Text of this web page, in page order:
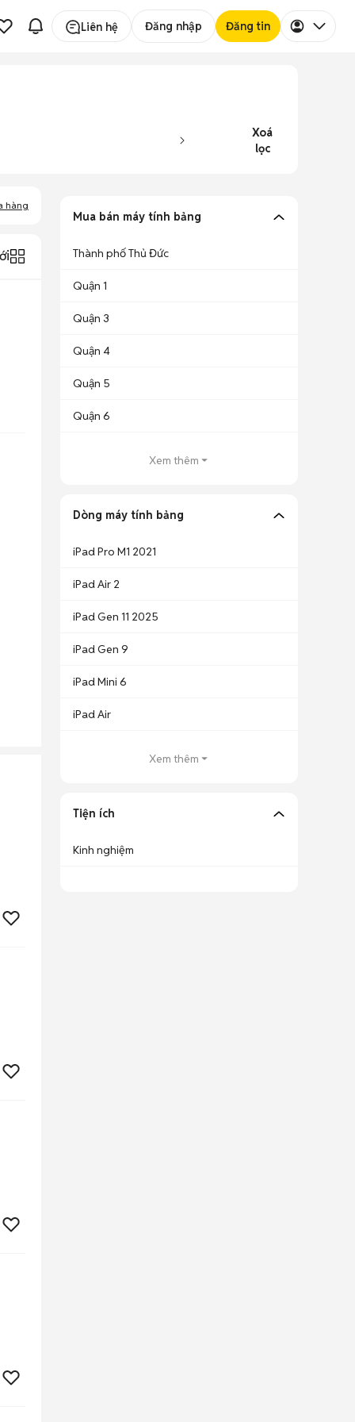
Liên hệ Đăng nhập Đăng tin
Xoá
lọc
hàng
Mua bán máy tính bảng
Thành phố Thủ Đức
Quận 1
Quận 3
Quận 4
Quận 5
Quận 6
Xem thêm
Dòng máy tính bảng
iPad Pro M1 2021
iPad Air 2
iPad Gen 11 2025
iPad Gen 9
iPad Mini 6
iPad Air
Xem thêm
Tiện ích
Kinh nghiệm